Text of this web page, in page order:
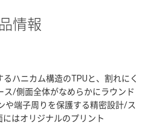
情報
るハニカム構造のTPUと、割れにく
ス/側面全体がなめらかにラウンド
や端子周りを保護する精密設計/ス
はオリジナルのプリント